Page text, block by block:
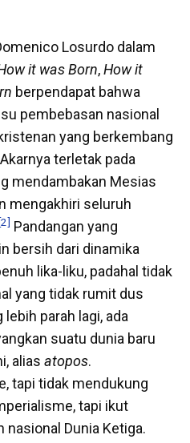
Losurdo dalam
it was Born,How it
berpendapat bahwa
pembebasan nasional
yang berkembang
terletak pada
mendambakan Mesias
mengakhiri seluruh
[2] Pandangan yang
bersih dari dinamika
lika-liku, padahal tidak
yang tidak rumit dus
lebih parah lagi, ada
suatu dunia baru
alias atopos.
tapi tidak mendukung
tapi ikut
Dunia Ketiga.